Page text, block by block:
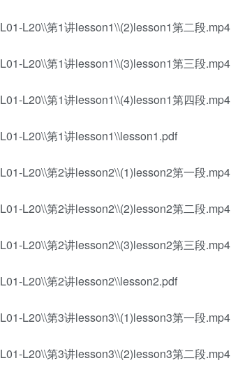
L01-L20\\第1讲lesson1\\(2)lesson1第二段.mp4
L01-L20\\第1讲lesson1\\(3)lesson1第三段.mp4
L01-L20\\第1讲lesson1\\(4)lesson1第四段.mp4
L01-L20\\第1讲lesson1\\lesson1.pdf
L01-L20\\第2讲lesson2\\(1)lesson2第一段.mp4
L01-L20\\第2讲lesson2\\(2)lesson2第二段.mp4
L01-L20\\第2讲lesson2\\(3)lesson2第三段.mp4
L01-L20\\第2讲lesson2\\lesson2.pdf
L01-L20\\第3讲lesson3\\(1)lesson3第一段.mp4
L01-L20\\第3讲lesson3\\(2)lesson3第二段.mp4